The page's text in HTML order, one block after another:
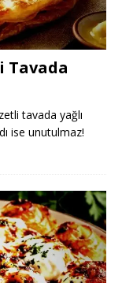
Tavada
tavada yağlı
ise unutulmaz!